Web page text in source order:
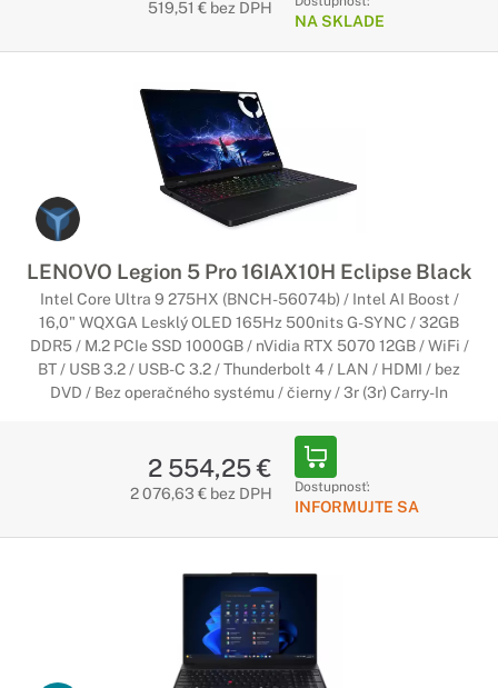
519,51 € bez DPH
NA SKLADE
LENOVO Legion 5 Pro 16IAX10H Eclipse Black
Intel Core Ultra 9 275HX (BNCH-56074b) / Intel AI Boost /
16,0" WQXGA Lesklý OLED 165Hz 500nits G-SYNC / 32GB
DDR5 / M.2 PCIe SSD 1000GB / nVidia RTX 5070 12GB / WiFi /
BT / USB 3.2 / USB-C 3.2 / Thunderbolt 4 / LAN / HDMI / bez
DVD / Bez operačného systému / čierny / 3r (3r) Carry-In
2 554,25 €
2 076,63 € bez DPH Dostupnosť:
INFORMUJTE SA